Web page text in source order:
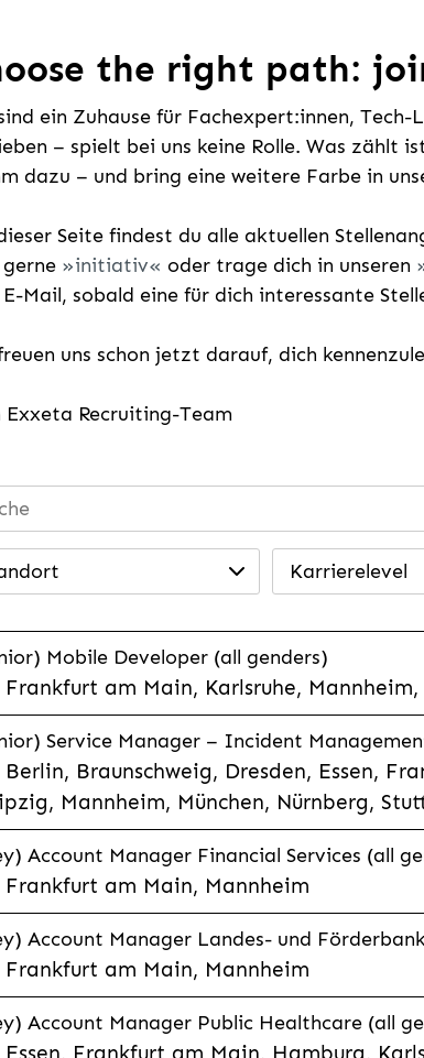
the right path:
ein Zuhause für Fachexpert:innen,
– spielt bei uns keine Rolle. Was zählt
dazu – und bring eine weitere Farbe in
Seite findest du alle aktuellen
initiativ oder trage dich in unseren
Mail, sobald eine für dich interessante
uns schon jetzt darauf, dich
Exxeta Recruiting-Team
Karrierelevel
Mobile Developer (all genders)
Frankfurt am Main, Karlsruhe,
Service Manager – Incident
Berlin, Braunschweig, Dresden, Essen,
Mannheim, München, Nürnberg,
Account Manager Financial Services (all
Frankfurt am Main, Mannheim
Account Manager Landes- und
Frankfurt am Main, Mannheim
Account Manager Public Healthcare (all